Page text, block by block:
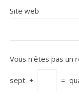
Site web
Vous n'êtes pas un
sept + =